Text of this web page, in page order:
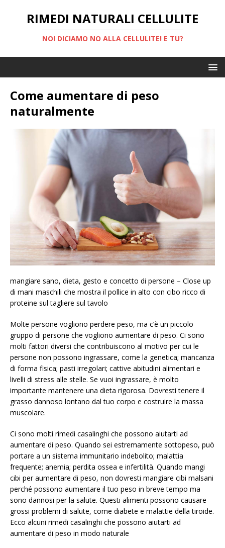
RIMEDI NATURALI CELLULITE
NOI DICIAMO NO ALLA CELLULITE! E TU?
Come aumentare di peso
naturalmente
mangiare sano, dieta, gesto e concetto di persone – Close up
di mani maschili che mostra il pollice in alto con cibo ricco di
proteine ​​sul tagliere sul tavolo
Molte persone vogliono perdere peso, ma c’è un piccolo
gruppo di persone che vogliono aumentare di peso. Ci sono
molti fattori diversi che contribuiscono al motivo per cui le
persone non possono ingrassare, come la genetica; mancanza
di forma fisica; pasti irregolari; cattive abitudini alimentari e
livelli di stress alle stelle. Se vuoi ingrassare, è molto
importante mantenere una dieta rigorosa. Dovresti tenere il
grasso dannoso lontano dal tuo corpo e costruire la massa
muscolare.
Ci sono molti rimedi casalinghi che possono aiutarti ad
aumentare di peso. Quando sei estremamente sottopeso, può
portare a un sistema immunitario indebolito; malattia
frequente; anemia; perdita ossea e infertilità. Quando mangi
cibi per aumentare di peso, non dovresti mangiare cibi malsani
perché possono aumentare il tuo peso in breve tempo ma
sono dannosi per la salute. Questi alimenti possono causare
grossi problemi di salute, come diabete e malattie della tiroide.
Ecco alcuni rimedi casalinghi che possono aiutarti ad
aumentare di peso in modo naturale